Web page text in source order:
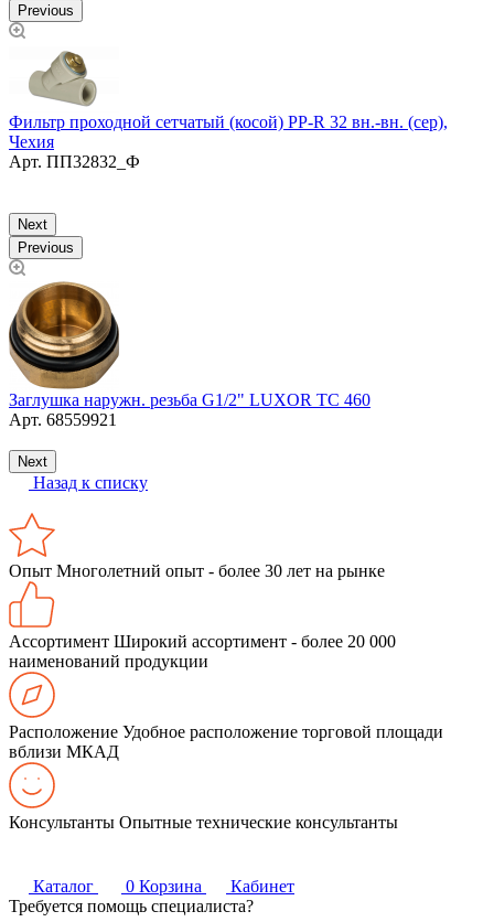
Previous
Фильтр проходной сетчатый (косой) PP-R 32 вн.-вн. (сер),
Чехия
Арт. ПП32832_Ф
Next
Previous
Заглушка наружн. резьба G1/2" LUXOR TC 460
Арт. 68559921
Next
Назад к списку
Опыт Многолетний опыт - более 30 лет на рынке
Ассортимент Широкий ассортимент - более 20 000
наименований продукции
Расположение Удобное расположение торговой площади
вблизи МКАД
Консультанты Опытные технические консультанты
Каталог 0 Корзина
Кабинет
Требуется помощь специалиста?